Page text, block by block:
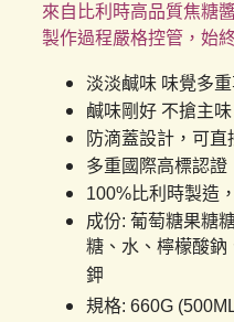
來自比利時高品質焦糖
製作過程嚴格控管，始
淡淡鹹味 味覺多
鹹味剛好 不搶主味
防滴蓋設計，可直
多重國際高標認證
100%比利時製造
成份: 葡萄糖果糖
糖、水、檸檬酸
鉀
規格: 660G